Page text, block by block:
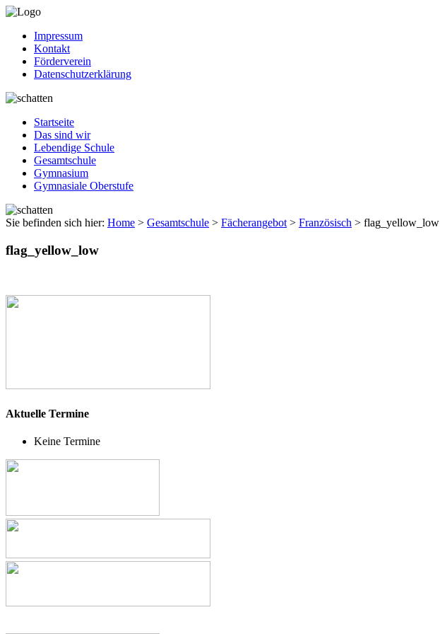
Impressum
Kontakt
Förderverein
Datenschutzerklärung
Startseite
Das sind wir
Lebendige Schule
Gesamtschule
Gymnasium
Gymnasiale Oberstufe
Sie befinden sich hier: Home > Gesamtschule > Fächerangebot > Französisch > flag_yellow_low
flag_yellow_low
Aktuelle Termine
Keine Termine